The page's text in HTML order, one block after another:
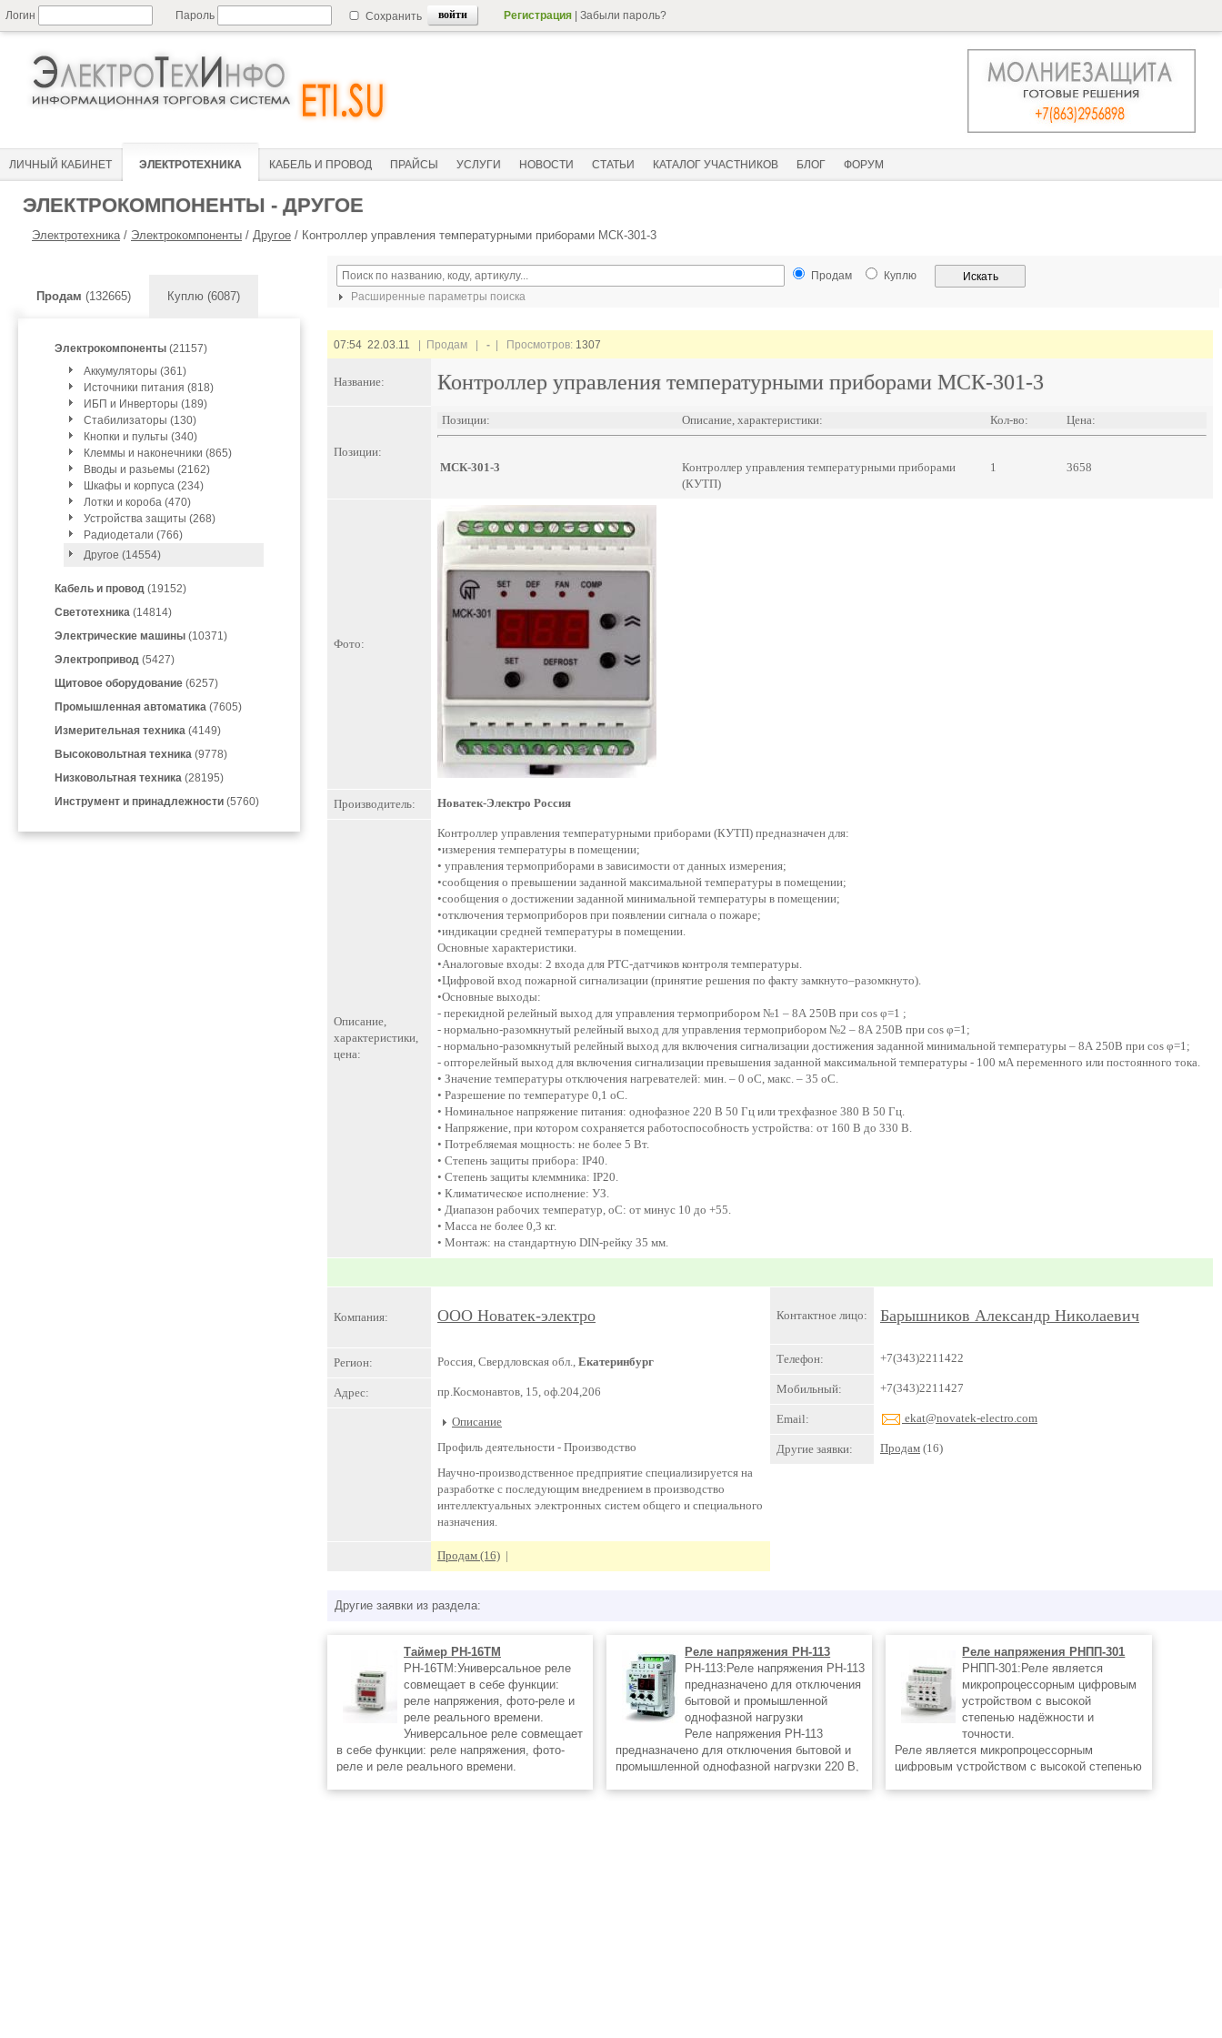
Логин Пароль Сохранить Регистрация Забыли пароль?
ЛИЧНЫЙ КАБИНЕТ ЭЛЕКТРОТЕХНИКА КАБЕЛЬ И ПРОВОД ПРАЙСЫ УСЛУГИ НОВОСТИ СТАТЬИ КАТАЛОГ УЧАСТНИКОВ БЛОГ ФОРУМ
ЭЛЕКТРОКОМПОНЕНТЫ - ДРУГОЕ
Электротехника/ Электрокомпоненты / Другое / Контроллер управления температурными приборами МСК-301-3
Продам (132665) Куплю (6087)
Электрокомпоненты (21157)
Аккумуляторы (361)
Источники питания (818)
ИБП и Инверторы (189)
Стабилизаторы (130)
Кнопки и пульты (340)
Клеммы и наконечники (865)
Вводы и разьемы (2162)
Шкафы и корпуса (234)
Лотки и короба (470)
Устройства защиты (268)
Радиодетали (766)
Другое (14554)
Кабель и провод (19152)
Светотехника (14814)
Электрические машины (10371)
Электропривод (5427)
Щитовое оборудование (6257)
Промышленная автоматика (7605)
Измерительная техника (4149)
Высоковольтная техника (9778)
Низковольтная техника (28195)
Инструмент и принадлежности (5760)
Продам
Куплю
Расширенные параметры поиска
07:54 22.03.11 | Продам | - | Просмотров: 1307
Название: Контроллер управления температурными приборами МСК-301-3
Позиции:
Позиции: Описание, характеристики: Кол-во: Цена:
МСК-301-3
Контроллер управления температурными приборами
(КУТП)
1 3658
Фото:
Производитель: Новатек-Электро Россия
Описание,
характеристики,
цена:
Контроллер управления температурными приборами (КУТП) предназначен для:
•измерения температуры в помещении;
• управления термоприборами в зависимости от данных измерения;
•сообщения о превышении заданной максимальной температуры в помещении;
•сообщения о достижении заданной минимальной температуры в помещении;
•отключения термоприборов при появлении сигнала о пожаре;
•индикации средней температуры в помещении.
Основные характеристики.
•Аналоговые входы: 2 входа для PTC-датчиков контроля температуры.
•Цифровой вход пожарной сигнализации (принятие решения по факту замкнуто–разомкнуто).
•Основные выходы:
- перекидной релейный выход для управления термоприбором №1 – 8А 250В при cos φ=1 ;
- нормально-разомкнутый релейный выход для управления термоприбором №2 – 8А 250В при cos φ=1;
- нормально-разомкнутый релейный выход для включения сигнализации достижения заданной минимальной температуры – 8А 250В при cos φ=1;
- опторелейный выход для включения сигнализации превышения заданной максимальной температуры - 100 мА переменного или постоянного тока.
• Значение температуры отключения нагревателей: мин. – 0 оС, макс. – 35 оС.
• Разрешение по температуре 0,1 оС.
• Номинальное напряжение питания: однофазное 220 В 50 Гц или трехфазное 380 В 50 Гц.
• Напряжение, при котором сохраняется работоспособность устройства: от 160 В до 330 В.
• Потребляемая мощность: не более 5 Вт.
• Степень защиты прибора: IP40.
• Степень защиты клеммника: IP20.
• Климатическое исполнение: УЗ.
• Диапазон рабочих температур, оС: от минус 10 до +55.
• Масса не более 0,3 кг.
• Монтаж: на стандартную DIN-рейку 35 мм.
Компания: ООО Новатек-электро
Регион: Россия, Свердловская обл., Екатеринбург
Адрес: пр.Космонавтов, 15, оф.204,206
Описание
Профиль деятельности - Производство
Научно-производственное предприятие специализируется на
разработке с последующим внедрением в производство
интеллектуальных электронных систем общего и специального
назначения.
Продам (16) |
Контактное лицо: Барышников Александр Николаевич
Телефон: +7(343)2211422
Мобильный: +7(343)2211427
Email: ekat@novatek-electro.com
Другие заявки: Продам (16)
Другие заявки из раздела:
Таймер РН-16ТМ
РН-16ТМ:Универсальное реле
совмещает в себе функции:
реле напряжения, фото-реле и
реле реального времени.
Универсальное реле совмещает
в себе функции: реле напряжения, фото-
реле и реле реального времени.
Реле напряжения РН-113
РН-113:Реле напряжения РН-113
предназначено для отключения
бытовой и промышленной
однофазной нагрузки
Реле напряжения РН-113
предназначено для отключения бытовой и
промышленной однофазной нагрузки 220 В,
Реле напряжения РНПП-301
РНПП-301:Реле является
микропроцессорным цифровым
устройством с высокой
степенью надёжности и
точности.
Реле является микропроцессорным
цифровым устройством с высокой степенью